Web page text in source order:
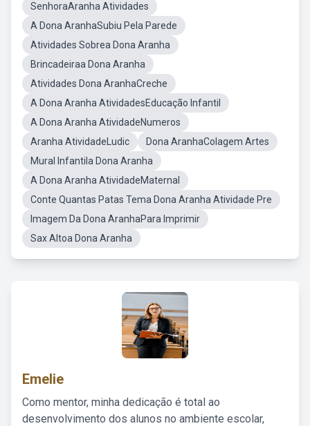
SenhoraAranha Atividades
A Dona AranhaSubiu Pela Parede
Atividades Sobrea Dona Aranha
Brincadeiraa Dona Aranha
Atividades Dona AranhaCreche
A Dona Aranha AtividadesEducação Infantil
A Dona Aranha AtividadeNumeros
Aranha AtividadeLudic
Dona AranhaColagem Artes
Mural Infantila Dona Aranha
A Dona Aranha AtividadeMaternal
Conte Quantas Patas Tema Dona Aranha Atividade Pre
Imagem Da Dona AranhaPara Imprimir
Sax Altoa Dona Aranha
Emelie
Como mentor, minha dedicação é total ao
desenvolvimento dos alunos no ambiente escolar,